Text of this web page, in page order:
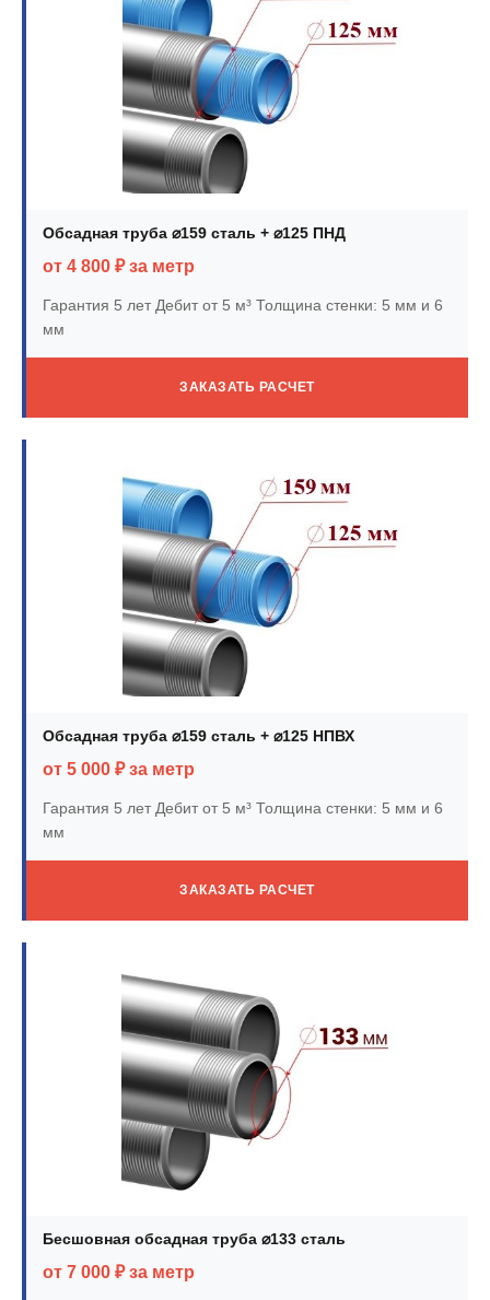
Обсадная труба ⌀159 сталь + ⌀125 ПНД
от 4 800 ₽ за метр
Гарантия 5 летДебит от 5 м³ Толщина стенки: 5 мм и 6
мм
ЗАКАЗАТЬ РАСЧЕТ
Обсадная труба ⌀159 сталь + ⌀125 НПВХ
от 5 000 ₽ за метр
Гарантия 5 летДебит от 5 м³ Толщина стенки: 5 мм и 6
мм
ЗАКАЗАТЬ РАСЧЕТ
Бесшовная обсадная труба ⌀133 сталь
от 7 000 ₽ за метр